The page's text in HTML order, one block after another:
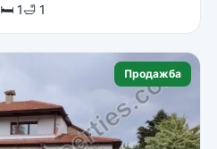
🛏 1🛁 1
Продажба